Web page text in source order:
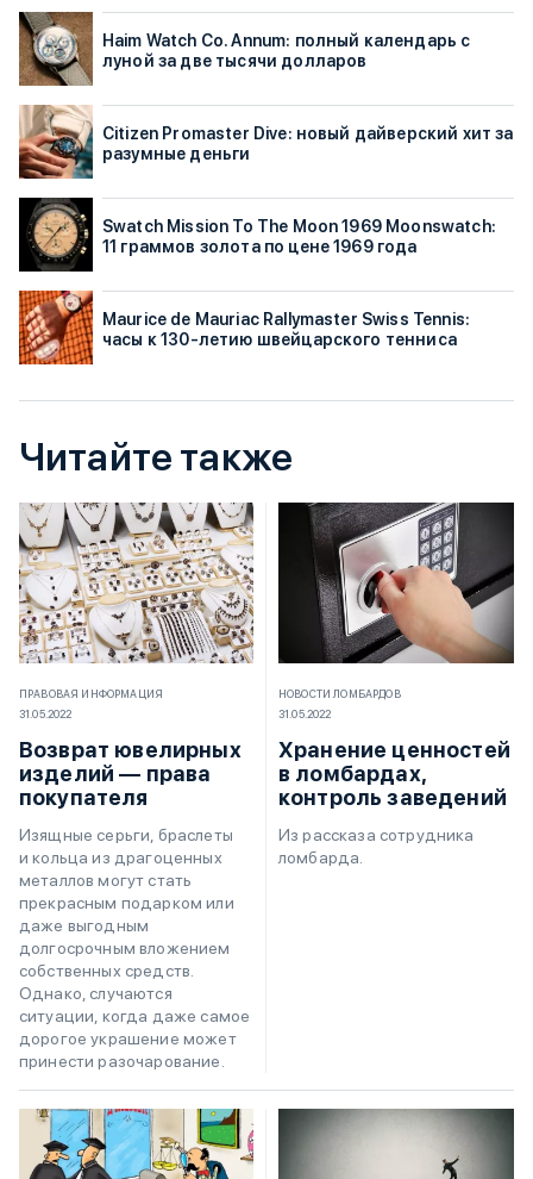
Haim Watch Co. Annum: полный календарь с
луной за две тысячи долларов
Citizen Promaster Dive: новый дайверский хит за
разумные деньги
Swatch Mission To The Moon 1969 Moonswatch:
11 граммов золота по цене 1969 года
Maurice de Mauriac Rallymaster Swiss Tennis:
часы к 130-летию швейцарского тенниса
Читайте также
ПРАВОВАЯ ИНФОРМАЦИЯ
31.05.2022
Возврат ювелирных
изделий — права
покупателя
Изящные серьги, браслеты
и кольца из драгоценных
металлов могут стать
прекрасным подарком или
даже выгодным
долгосрочным вложением
собственных средств.
Однако, случаются
ситуации, когда даже самое
дорогое украшение может
принести разочарование.
НОВОСТИ ЛОМБАРДОВ
31.05.2022
Хранение ценностей
в ломбардах,
контроль заведений
Из рассказа сотрудника
ломбарда.